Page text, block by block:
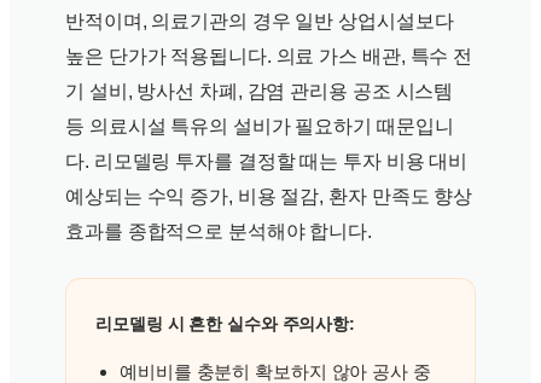
반적이며, 의료기관의 경우 일반 상업시설보다
높은 단가가 적용됩니다. 의료 가스 배관, 특수 전
기 설비, 방사선 차폐, 감염 관리용 공조 시스템
등 의료시설 특유의 설비가 필요하기 때문입니
다. 리모델링 투자를 결정할 때는 투자 비용 대비
예상되는 수익 증가, 비용 절감, 환자 만족도 향상
효과를 종합적으로 분석해야 합니다.
리모델링 시 흔한 실수와 주의사항:
예비비를 충분히 확보하지 않아 공사 중